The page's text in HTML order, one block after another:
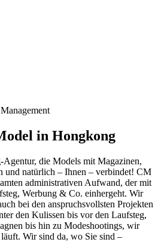
in Hongkong
die Models mit Magazinen,
und natürlich – Ihnen – verbindet! CM
administrativen Aufwand, der mit
Werbung & Co. einhergeht. Wir
bei den anspruchsvollsten Projekten
den Kulissen bis vor den Laufsteg,
bis hin zu Modeshootings, wir
Wir sind da, wo Sie sind –